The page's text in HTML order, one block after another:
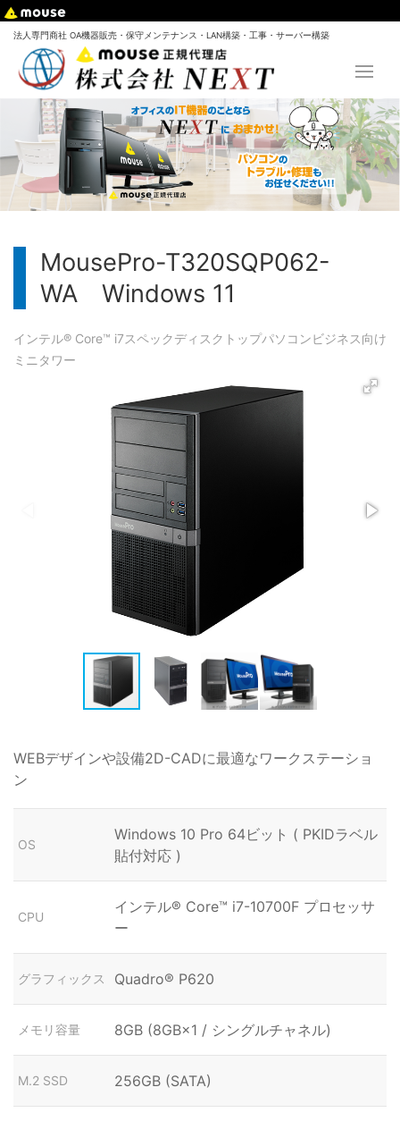
法人専門商社 OA機器販売・保守メンテナンス・LAN構築・工事・サーバー構築
MousePro-T320SQP062-
WA Windows 11
インテル® Core™ i7スペックディスクトップパソコンビジネス向け
ミニタワー
WEBデザインや設備2D-CADに最適なワークステーショ
ン
OS
Windows 10 Pro 64ビット ( PKIDラベル
貼付対応 )
CPU
インテル® Core™ i7-10700F プロセッサ
ー
グラフィックス Quadro® P620
メモリ容量 8GB (8GB×1 / シングルチャネル)
M.2 SSD 256GB (SATA)